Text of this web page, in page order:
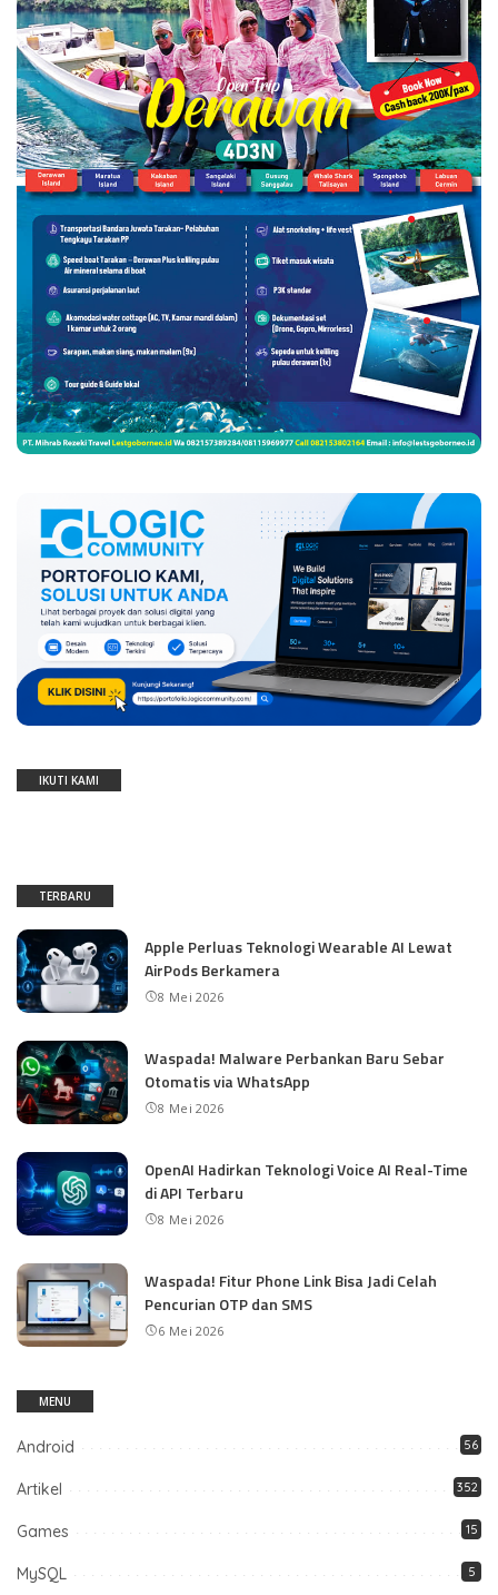
IKUTI KAMI
TERBARU
Apple Perluas Teknologi Wearable AI Lewat
AirPods Berkamera
8 Mei 2026
Waspada! Malware Perbankan Baru Sebar
Otomatis via WhatsApp
8 Mei 2026
OpenAI Hadirkan Teknologi Voice AI Real-Time
di API Terbaru
8 Mei 2026
Waspada! Fitur Phone Link Bisa Jadi Celah
Pencurian OTP dan SMS
6 Mei 2026
MENU
Android 56
Artikel 352
Games 15
MySQL 5